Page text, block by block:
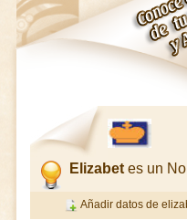
Elizabet es un
Añadir datos de